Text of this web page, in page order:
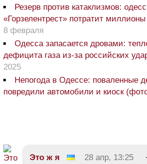
Резерв против катаклизмов:
«Горзелентрест» потратит миллионы
8 февраля
Одесса запасается дровами:
дефицита газа из-за российских
2025
Непогода в Одессе: поваленные
повредили автомобили и киоск
Это ж я 28 апр, 13:25